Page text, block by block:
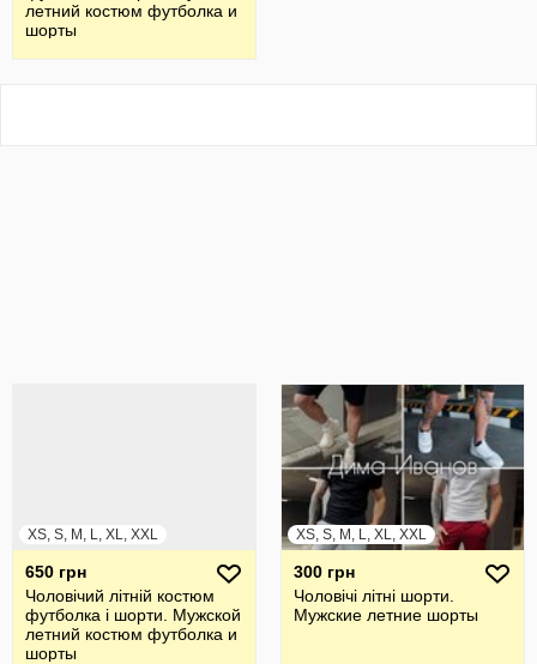
летний костюм футболка и
шорты
XS, S, M, L, XL, XXL
650 грн
Чоловічий літній костюм
футболка і шорти. Мужской
летний костюм футболка и
шорты
XS, S, M, L, XL, XXL
300 грн
Чоловічі літні шорти.
Мужские летние шорты